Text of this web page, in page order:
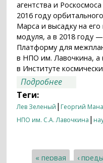
агентства и
2016 году
Марса и высадку на
модуля, а в 2018 году
Платформу для
в НПО им. Лавочкина,
в Институте
Подробнее
Теги:
Лев Зеленый | Георгий
НПО им. С.А. Лавочкина |
« первая ‹